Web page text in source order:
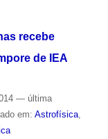
recebe
de IEA
— última
em: Astrofísica,